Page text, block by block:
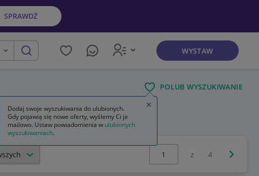
SPRAWDŹ
szukaj WYSTAW
POLUB WYSZUKIWANIE
Wybierz stronę:
z 4
Dodaj swoje wyszukiwania do ulubionych.
Gdy pojawią się nowe oferty, wyślemy Ci je
mailowo. Ustaw powiadomienia w ulubionych
wyszukiwaniach.
Zamknij wskazówkę